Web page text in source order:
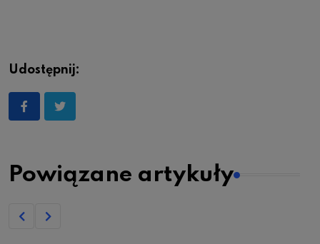
Udostępnij:
Powiązane artykuły